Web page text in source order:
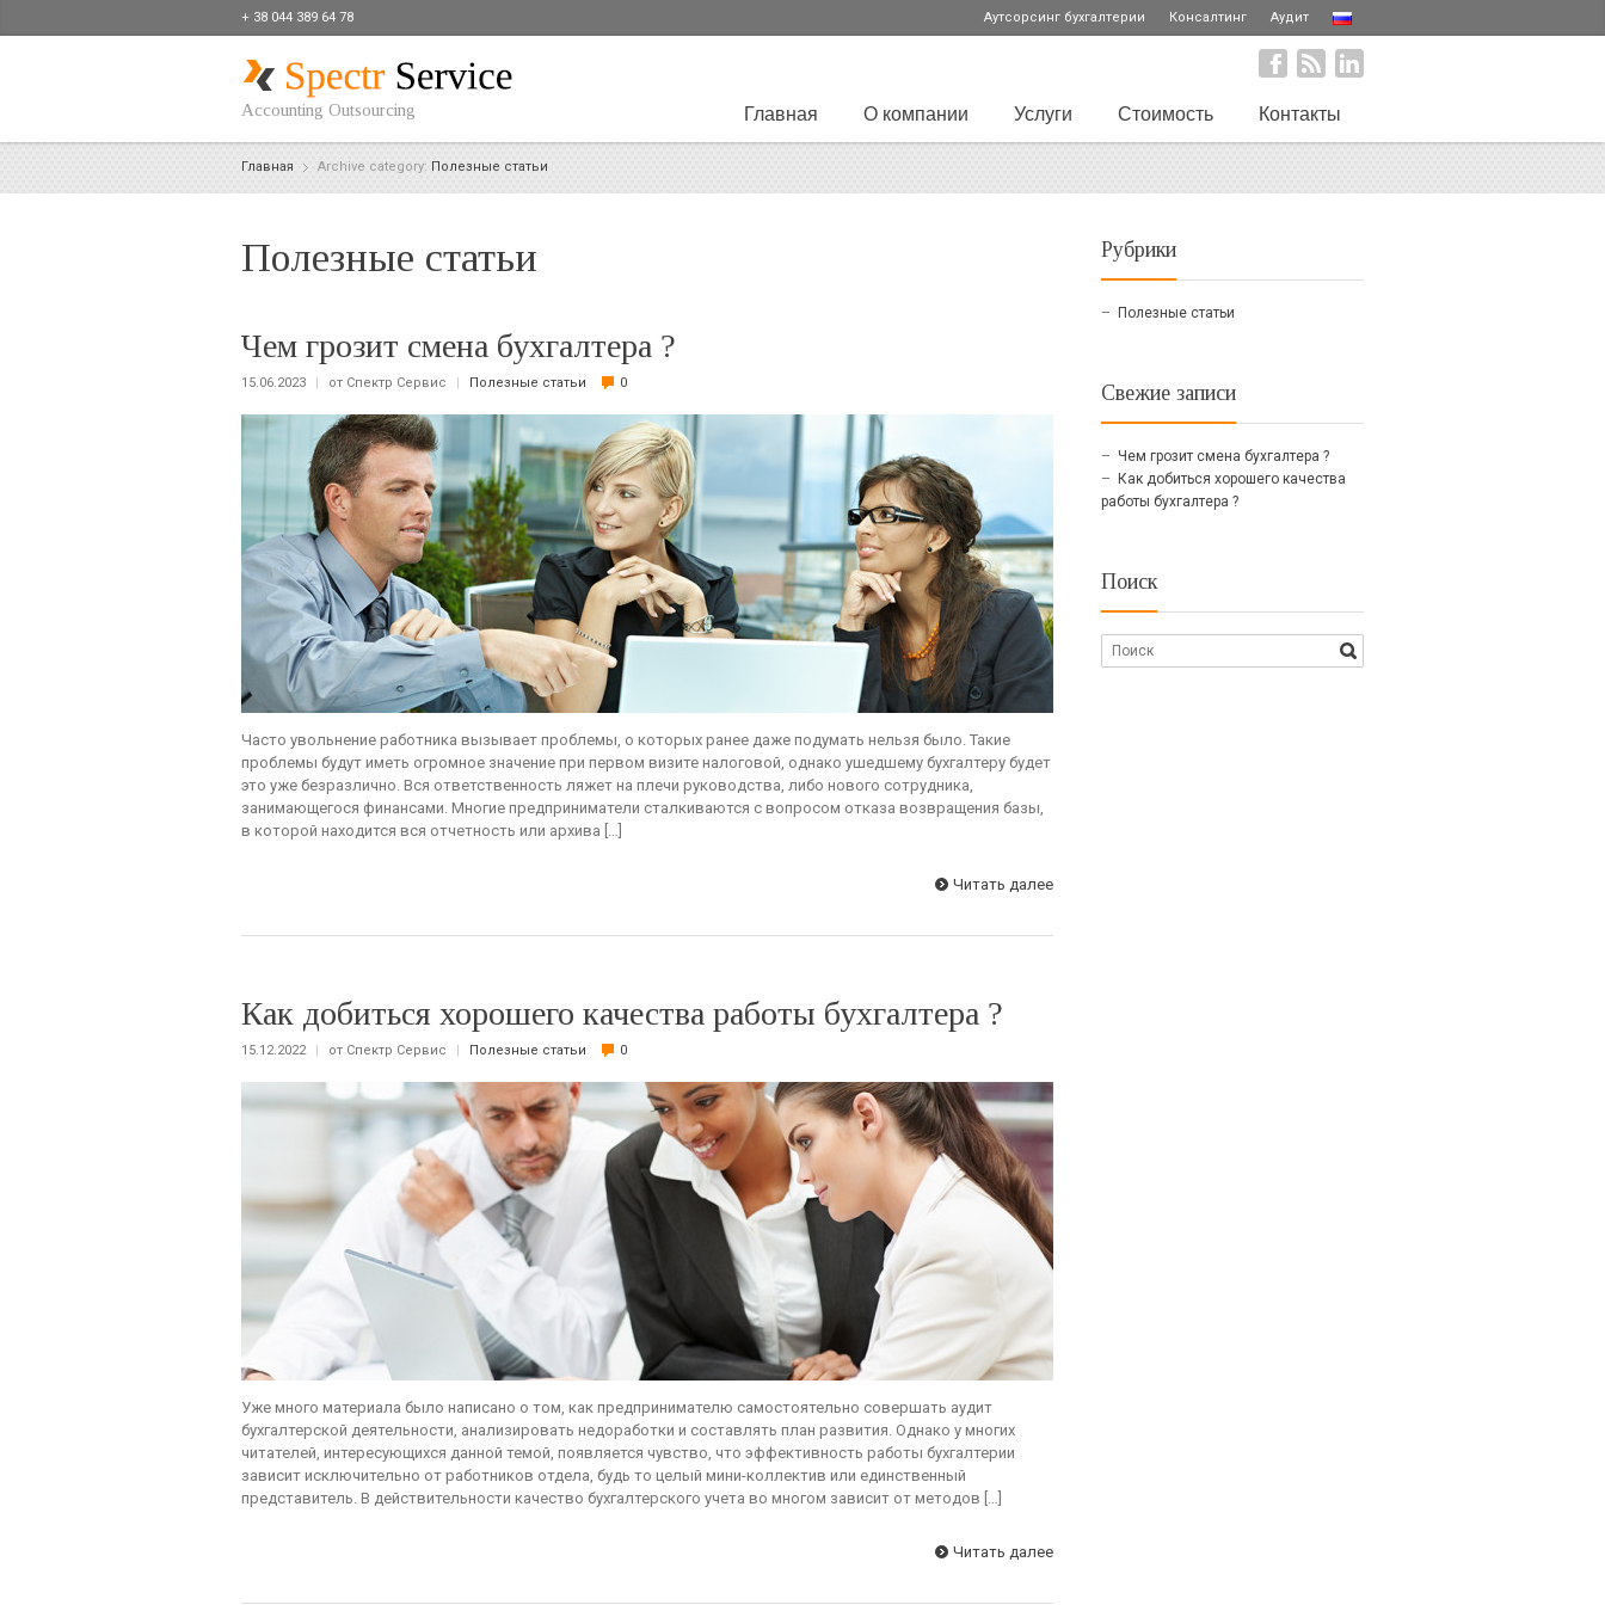
+ 38 044 389 64 78 Аутсорсинг бухгалтерии Консалтинг Аудит
Accounting Outsourcing Главная О компании Услуги Стоимость Контакты
Главная Archive category: Полезные статьи
Полезные статьи
Чем грозит смена бухгалтера ?
15.06.2023 от Спектр Сервис Полезные статьи 0
Часто увольнение работника вызывает проблемы, о которых ранее даже подумать нельзя было. Такие
проблемы будут иметь огромное значение при первом визите налоговой, однако ушедшему бухгалтеру будет
это уже безразлично. Вся ответственность ляжет на плечи руководства, либо нового сотрудника,
занимающегося финансами. Многие предприниматели сталкиваются с вопросом отказа возвращения базы,
в которой находится вся отчетность или архива […]
Читать далее
Как добиться хорошего качества работы бухгалтера ?
15.12.2022 от Спектр Сервис Полезные статьи 0
Уже много материала было написано о том, как предпринимателю самостоятельно совершать аудит
бухгалтерской деятельности, анализировать недоработки и составлять план развития. Однако у многих
читателей, интересующихся данной темой, появляется чувство, что эффективность работы бухгалтерии
зависит исключительно от работников отдела, будь то целый мини-коллектив или единственный
представитель. В действительности качество бухгалтерского учета во многом зависит от методов […]
Читать далее
Рубрики
Полезные статьи
Свежие записи
Чем грозит смена бухгалтера ?
Как добиться хорошего качества
работы бухгалтера ?
Поиск